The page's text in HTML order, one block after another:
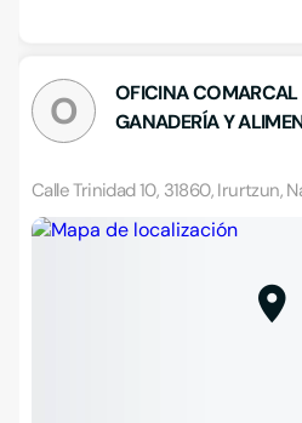
O
OFICINA COMARCAL
GANADERÍA Y
Calle Trinidad 10, 31860, Irurtzun,